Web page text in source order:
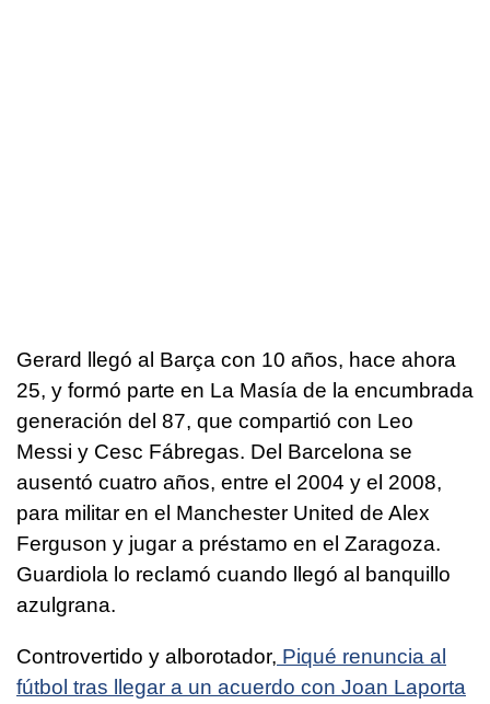
Gerard llegó al Barça con 10 años, hace ahora
25, y formó parte en La Masía de la encumbrada
generación del 87, que compartió con Leo
Messi y Cesc Fábregas. Del Barcelona se
ausentó cuatro años, entre el 2004 y el 2008,
para militar en el Manchester United de Alex
Ferguson y jugar a préstamo en el Zaragoza.
Guardiola lo reclamó cuando llegó al banquillo
azulgrana.
Controvertido y alborotador, Piqué renuncia al
fútbol tras llegar a un acuerdo con Joan Laporta